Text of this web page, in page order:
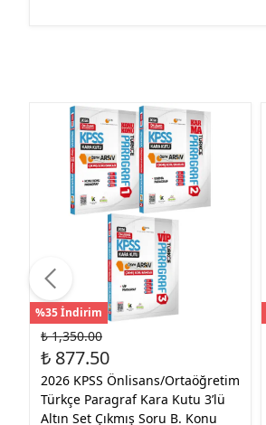
%35 İndirim
₺ 1,350.00
₺ 877.50
2026 KPSS Önlisans/Ortaöğretim
Türkçe Paragraf Kara Kutu 3’lü
Altın Set Çıkmış Soru B. Konu